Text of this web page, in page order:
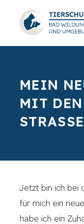
MEIN
MIT
Jetzt bin ich bei
für mich ein
habe ich ein